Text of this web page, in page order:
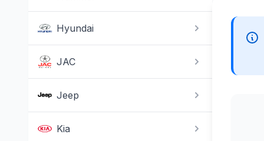
Hyundai
JAC
Jeep
Kia